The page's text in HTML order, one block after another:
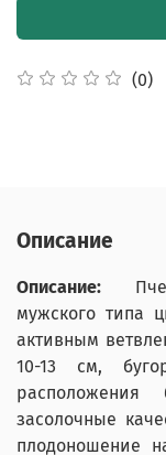
(0)
Описание
Описание:
мужского типа
активным
10-13 см,
засолочные
плодоношение